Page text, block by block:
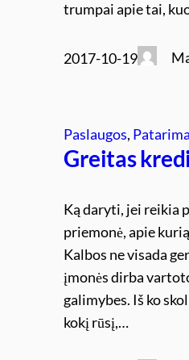
trumpai apie tai,
2017-10-19
Paslaugos,
Greitas
Ką daryti, jei reikia
priemonė, apie
Kalbos ne visada
įmonės dirba
galimybes. Iš ko
kokį rūsį,…